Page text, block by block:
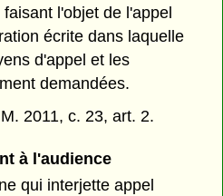
l'objet de l'appel
écrite dans laquelle
d'appel et les
demandées.
2011, c. 23, art. 2.
à l'audience
qui interjette appel